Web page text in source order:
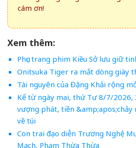
cám ơn!
Xem thêm:
Phục trang phim Kiều Sở lưu giữ
Onitsuka Tiger ra mắt dòng giày
Tài nguyên của Đặng Khải rộng
Kể từ ngày mai, thứ Tư 8/7/2026,
vượng phát, tiền &amp;apos;chảy
về túi
Con trai đạo diễn Trương Nghệ
Mạch, Phạm Thừa Thừa